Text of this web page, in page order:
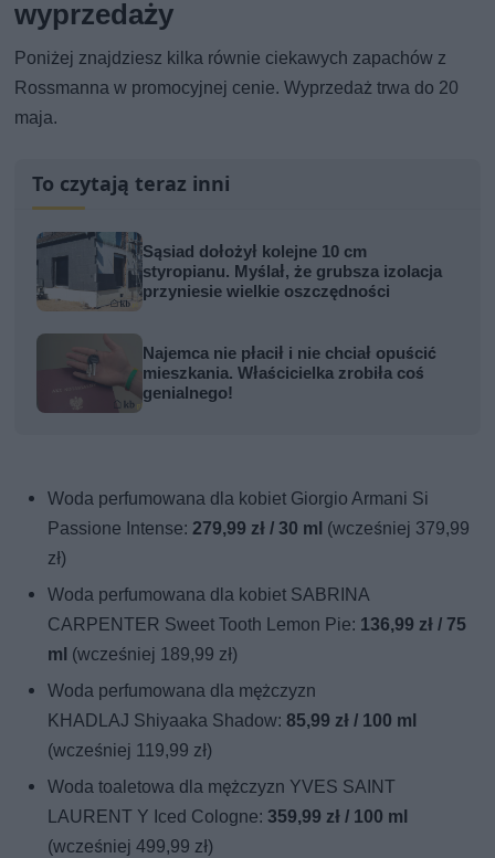
wyprzedaży
Poniżej znajdziesz kilka równie ciekawych zapachów z
Rossmanna w promocyjnej cenie. Wyprzedaż trwa do 20
maja.
To czytają teraz inni
Sąsiad dołożył kolejne 10 cm
styropianu. Myślał, że grubsza izolacja
przyniesie wielkie oszczędności
Najemca nie płacił i nie chciał opuścić
mieszkania. Właścicielka zrobiła coś
genialnego!
Woda perfumowana dla kobiet Giorgio Armani Si
Passione Intense:279,99 zł / 30 ml (wcześniej 379,99
zł)
Woda perfumowana dla kobiet SABRINA
CARPENTER Sweet Tooth Lemon Pie: 136,99 zł / 75
ml (wcześniej 189,99 zł)
Woda perfumowana dla mężczyzn
KHADLAJ Shiyaaka Shadow:85,99 zł / 100 ml
(wcześniej 119,99 zł)
Woda toaletowa dla mężczyzn YVES SAINT
LAURENT Y Iced Cologne:359,99 zł / 100 ml
(wcześniej 499,99 zł)